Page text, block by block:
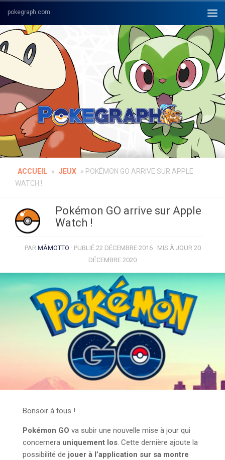
Skip to content
ACCUEIL » JEUX » POKÉMON GO ARRIVE SUR APPLE
WATCH !
Pokémon GO arrive sur Apple
Watch !
PAR MÂMOTTO · PUBLIÉ 22 DÉCEMBRE 2016· MIS À JOUR 20
DÉCEMBRE 2020
Bonsoir à tous !
Pokémon GO va subir une nouvelle mise à jour qui
concernera uniquement Ios. Cette dernière ajoute la
possibilité de jouer à l’application sur sa montre